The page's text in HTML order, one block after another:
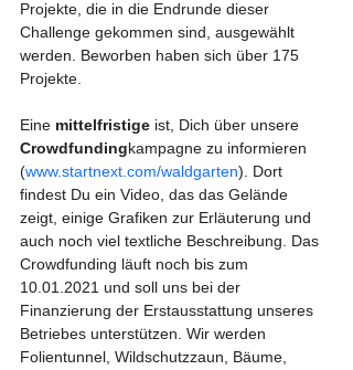
Projekte, die in die Endrunde dieser
Challenge gekommen sind, ausgewählt
werden. Beworben haben sich über 175
Projekte.
Eine mittelfristige ist, Dich über unsere
Crowdfundingkampagne zu informieren
(www.startnext.com/waldgarten). Dort
findest Du ein Video, das das Gelände
zeigt, einige Grafiken zur Erläuterung und
auch noch viel textliche Beschreibung. Das
Crowdfunding läuft noch bis zum
10.01.2021 und soll uns bei der
Finanzierung der Erstausstattung unseres
Betriebes unterstützen. Wir werden
Folientunnel, Wildschutzzaun, Bäume,